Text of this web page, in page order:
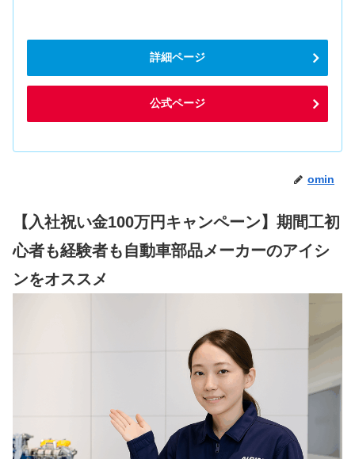
詳細ページ
公式ページ
omin
【入社祝い金100万円キャンペーン】期間工初
心者も経験者も自動車部品メーカーのアイシ
ンをオススメ